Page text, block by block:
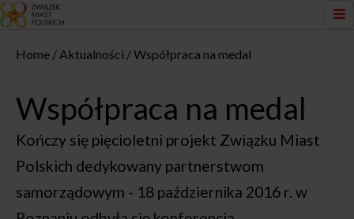
Home Aktualności Współpraca na medal
Współpraca na medal
Kończy się pięcioletni projekt Związku Miast
Polskich dedykowany partnerstwom
samorządowym - 18 października 2016 r. w